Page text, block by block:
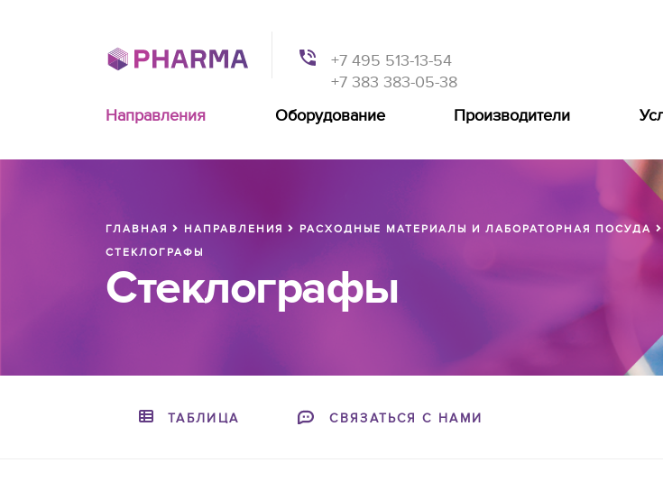
+7 495 513-13-54
+7 383 383-05-38
Направления Оборудование Производители
ГЛАВНАЯ НАПРАВЛЕНИЯ РАСХОДНЫЕ МАТЕРИАЛЫ И ЛАБОРАТОРНАЯ ПОСУДА
СТЕКЛОГРАФЫ
Стеклографы
ТАБЛИЦА СВЯЗАТЬСЯ С НАМИ